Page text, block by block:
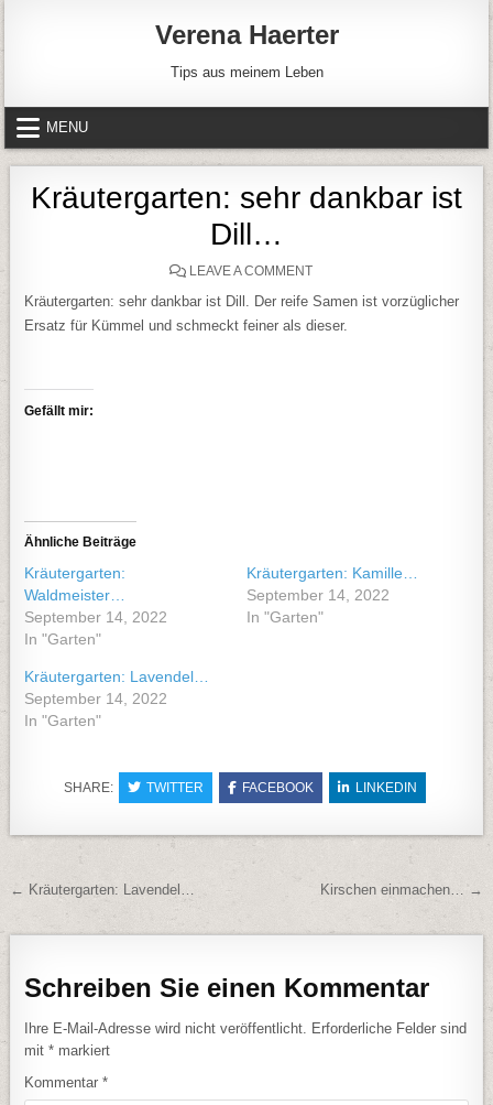
Verena Haerter
Tips aus meinem Leben
MENU
Kräutergarten: sehr dankbar ist
Dill…
LEAVE A COMMENTON KRÄUTERGARTEN:
Kräutergarten: sehr dankbar ist Dill. Der reife Samen ist vorzüglicher
Ersatz für Kümmel und schmeckt feiner als dieser.
Gefällt mir:
Ähnliche Beiträge
Kräutergarten:
Waldmeister…
September 14, 2022
In "Garten"
Kräutergarten: Kamille…
September 14, 2022
In "Garten"
Kräutergarten: Lavendel…
September 14, 2022
In "Garten"
SHARE: TWITTER FACEBOOK LINKEDIN
Beitragsnavigation Kirschen einmachen… →
← Kräutergarten: Lavendel…
Schreiben Sie einen Kommentar
Ihre E-Mail-Adresse wird nicht veröffentlicht.
Erforderliche Felder sind
mit* markiert
Kommentar*